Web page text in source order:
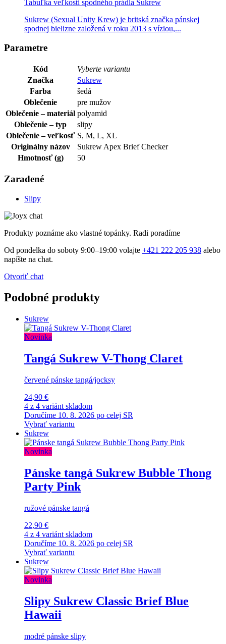
Tabuľka veľkostí spodného prádla Sukrew
Sukrew (Sexual Unity Krew) je britská značka pánskej
spodnej bielizne založená v roku 2013 s víziou,...
Parametre
Kód
Vyberte variantu
Značka
Sukrew
Farba
šedá
Oblečenie
pre mužov
Oblečenie – materiál polyamid
Oblečenie – typ
slipy
Oblečenie – veľkosť S, M, L, XL
Originálny názov
Sukrew Apex Brief Checker
Hmotnosť (g)
50
Zaradené
Slipy
Produkty poznáme ako vlastné topánky. Radi poradíme
Od pondelka do soboty 9:00–19:00 volajte +421 222 205 938 alebo
napíšte na chat.
Otvoriť chat
Podobné produkty
Sukrew
Novinka
Tangá Sukrew V-Thong Claret
červené pánske tangá/jocksy
24,90 €
4 z 4 variánt skladom
Doručíme 10. 8. 2026 po celej SR
Vybrať variantu
Sukrew
Novinka
Pánske tangá Sukrew Bubble Thong
Party Pink
ružové pánske tangá
22,90 €
4 z 4 variánt skladom
Doručíme 10. 8. 2026 po celej SR
Vybrať variantu
Sukrew
Novinka
Slipy Sukrew Classic Brief Blue
Hawaii
modré pánske slipy